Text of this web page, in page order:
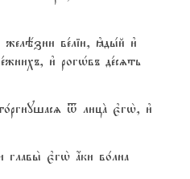
ве1ліи, kды1й и3
и3 рогHвъ де1сzть
t лицA є3гw2, и3
є3гw2 ѓки во1лна